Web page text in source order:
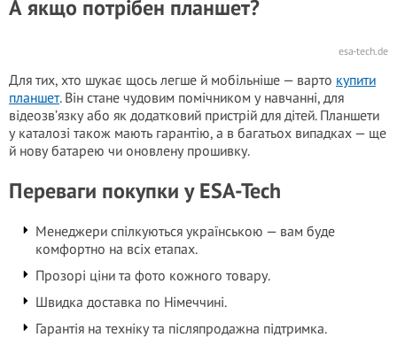
А якщо потрібен планшет?
esa-tech.de
Для тих, хто шукає щось легше й мобільніше — варто купити
планшет. Він стане чудовим помічником у навчанні, для
відеозв’язку або як додатковий пристрій для дітей. Планшети
у каталозі також мають гарантію, а в багатьох випадках — ще
й нову батарею чи оновлену прошивку.
Переваги покупки у ESA-Tech
Менеджери спілкуються українською — вам буде
комфортно на всіх етапах.
Прозорі ціни та фото кожного товару.
Швидка доставка по Німеччині.
Гарантія на техніку та післяпродажна підтримка.